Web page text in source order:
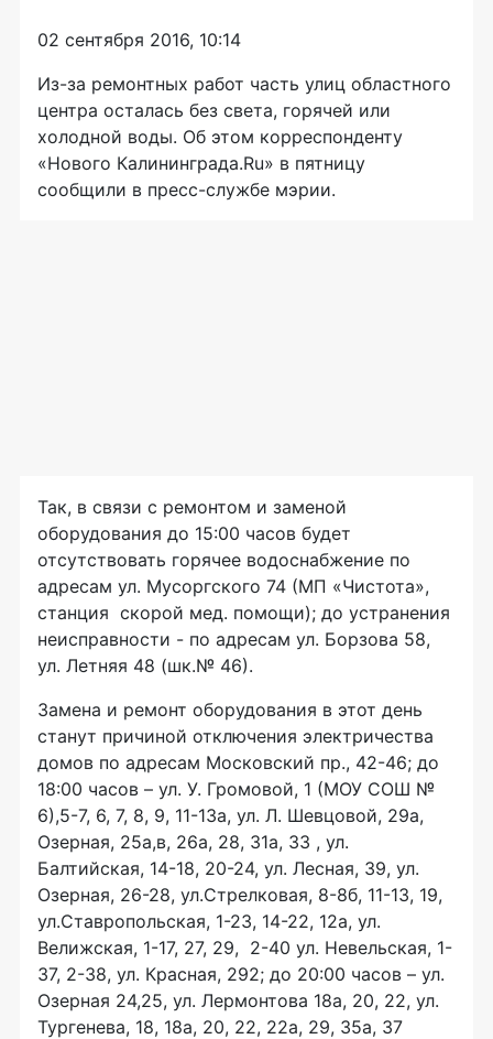
02 сентября 2016, 10:14
Из-за ремонтных работ часть улиц областного
центра осталась без света, горячей или
холодной воды. Об этом корреспонденту
«Нового Калининграда.Ru» в пятницу
сообщили в пресс-службе мэрии.
Так, в связи с ремонтом и заменой
оборудования до 15:00 часов будет
отсутствовать горячее водоснабжение по
адресам ул. Мусоргского 74 (МП «Чистота»,
станция скорой мед. помощи); до устранения
неисправности - по адресам ул. Борзова 58,
ул. Летняя 48 (шк.№ 46).
Замена и ремонт оборудования в этот день
станут причиной отключения электричества
домов по адресам Московский пр., 42-46; до
18:00 часов – ул. У. Громовой, 1 (МОУ СОШ №
6),5-7, 6, 7, 8, 9, 11-13а, ул. Л. Шевцовой, 29а,
Озерная, 25а,в, 26а, 28, 31а, 33 , ул.
Балтийская, 14-18, 20-24, ул. Лесная, 39, ул.
Озерная, 26-28, ул.Стрелковая, 8-8б, 11-13, 19,
ул.Ставропольская, 1-23, 14-22, 12а, ул.
Велижская, 1-17, 27, 29, 2-40 ул. Невельская, 1-
37, 2-38, ул. Красная, 292; до 20:00 часов – ул.
Озерная 24,25, ул. Лермонтова 18а, 20, 22, ул.
Тургенева, 18, 18а, 20, 22, 22а, 29, 35а, 37